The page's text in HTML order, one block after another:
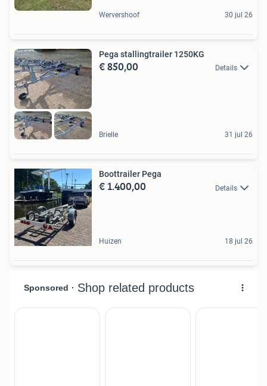
Wervershoof 30 jul 26
Pega stallingtrailer 1250KG
€ 850,00 Details
Brielle 31 jul 26
Boottrailer Pega
€ 1.400,00 Details
Huizen 18 jul 26